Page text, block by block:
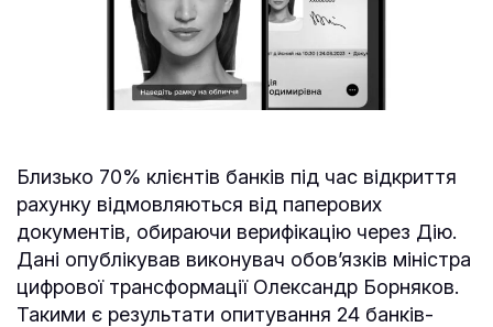
Близько 70% клієнтів банків під час відкриття
рахунку відмовляються від паперових
документів, обираючи верифікацію через Дію.
Дані опублікував виконувач обов’язків міністра
цифрової трансформації Олександр Борняков.
Такими є результати опитування 24 банків-